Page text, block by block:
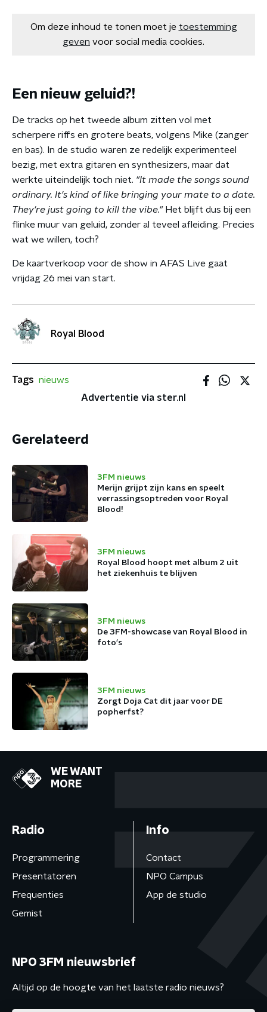
Om deze inhoud te tonen moet je toestemming
geven voor social media cookies.
Een nieuw geluid?!
De tracks op het tweede album zitten vol met
scherpere riffs en grotere beats, volgens Mike (zanger
en bas). In de studio waren ze redelijk experimenteel
bezig, met extra gitaren en synthesizers, maar dat
werkte uiteindelijk toch niet. "It made the songs sound
ordinary. It's kind of like bringing your mate to a date.
They're just going to kill the vibe." Het blijft dus bij een
flinke muur van geluid, zonder al teveel afleiding. Precies
wat we willen, toch?
De kaartverkoop voor de show in AFAS Live gaat
vrijdag 26 mei van start.
Royal Blood
Tags nieuws
Advertentie via ster.nl
Gerelateerd
3FM nieuws
Merijn grijpt zijn kans en speelt
verrassingsoptreden voor Royal
Blood!
3FM nieuws
Royal Blood hoopt met album 2 uit
het ziekenhuis te blijven
3FM nieuws
De 3FM-showcase van Royal Blood in
foto's
3FM nieuws
Zorgt Doja Cat dit jaar voor DE
popherfst?
WE WANT
MORE
Radio
Programmering
Presentatoren
Frequenties
Gemist
Info
Contact
NPO Campus
App de studio
NPO 3FM nieuwsbrief
Altijd op de hoogte van het laatste radio nieuws?